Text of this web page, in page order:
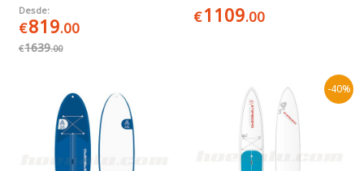
Desde:
€819.00
€1639.00
€1109.00
-40%